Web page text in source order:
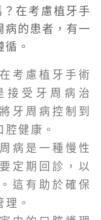
在考慮植牙手
病的患者，有一
。
在考慮植牙手術
接受牙周病治
牙周病控制到
健康。
病是一種慢性
定期回診，以
這有助於確保
。